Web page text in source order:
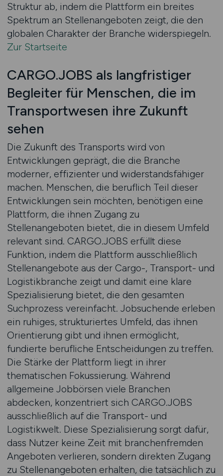
Struktur ab, indem die Plattform ein breites
Spektrum an Stellenangeboten zeigt, die den
globalen Charakter der Branche widerspiegeln.
Zur Startseite
CARGO.JOBS als langfristiger
Begleiter für Menschen, die im
Transportwesen ihre Zukunft
sehen
Die Zukunft des Transports wird von
Entwicklungen geprägt, die die Branche
moderner, effizienter und widerstandsfähiger
machen. Menschen, die beruflich Teil dieser
Entwicklungen sein möchten, benötigen eine
Plattform, die ihnen Zugang zu
Stellenangeboten bietet, die in diesem Umfeld
relevant sind. CARGO.JOBS erfüllt diese
Funktion, indem die Plattform ausschließlich
Stellenangebote aus der Cargo-, Transport- und
Logistikbranche zeigt und damit eine klare
Spezialisierung bietet, die den gesamten
Suchprozess vereinfacht. Jobsuchende erleben
ein ruhiges, strukturiertes Umfeld, das ihnen
Orientierung gibt und ihnen ermöglicht,
fundierte berufliche Entscheidungen zu treffen.
Die Stärke der Plattform liegt in ihrer
thematischen Fokussierung. Während
allgemeine Jobbörsen viele Branchen
abdecken, konzentriert sich CARGO.JOBS
ausschließlich auf die Transport- und
Logistikwelt. Diese Spezialisierung sorgt dafür,
dass Nutzer keine Zeit mit branchenfremden
Angeboten verlieren, sondern direkten Zugang
zu Stellenangeboten erhalten, die tatsächlich zu